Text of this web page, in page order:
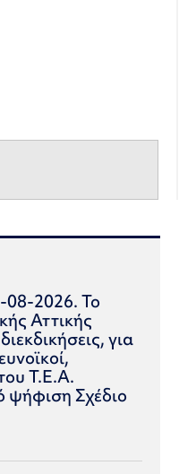
08-2026. Το
Αττικής
για
Τ.Ε.Α.
ψήφιση Σχέδιο